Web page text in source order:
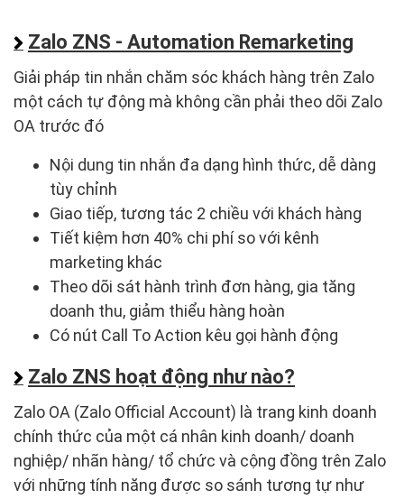
Zalo ZNS - Automation Remarketing
Giải pháp tin nhắn chăm sóc khách hàng trên Zalo
một cách tự động mà không cần phải theo dõi Zalo
OA trước đó
Nội dung tin nhắn đa dạng hình thức, dễ dàng
tùy chỉnh
Giao tiếp, tương tác 2 chiều với khách hàng
Tiết kiệm hơn 40% chi phí so với kênh
marketing khác
Theo dõi sát hành trình đơn hàng, gia tăng
doanh thu, giảm thiểu hàng hoàn
Có nút Call To Action kêu gọi hành động
Zalo ZNS hoạt động như nào?
Zalo OA (Zalo Official Account) là trang kinh doanh
chính thức của một cá nhân kinh doanh/ doanh
nghiệp/ nhãn hàng/ tổ chức và cộng đồng trên Zalo
với những tính năng được so sánh tương tự như